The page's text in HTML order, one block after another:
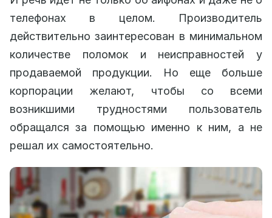
телефонах в целом. Производитель
действительно заинтересован в минимальном
количестве поломок и неисправностей у
продаваемой продукции. Но еще больше
корпорации желают, чтобы со всеми
возникшими трудностями пользователь
обращался за помощью именно к ним, а не
решал их самостоятельно.